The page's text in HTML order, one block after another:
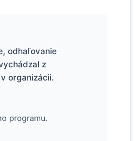
odhaľovanie
z
organizácii.
programu.